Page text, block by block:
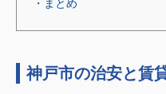
・まとめ
神戸市の治安と賃